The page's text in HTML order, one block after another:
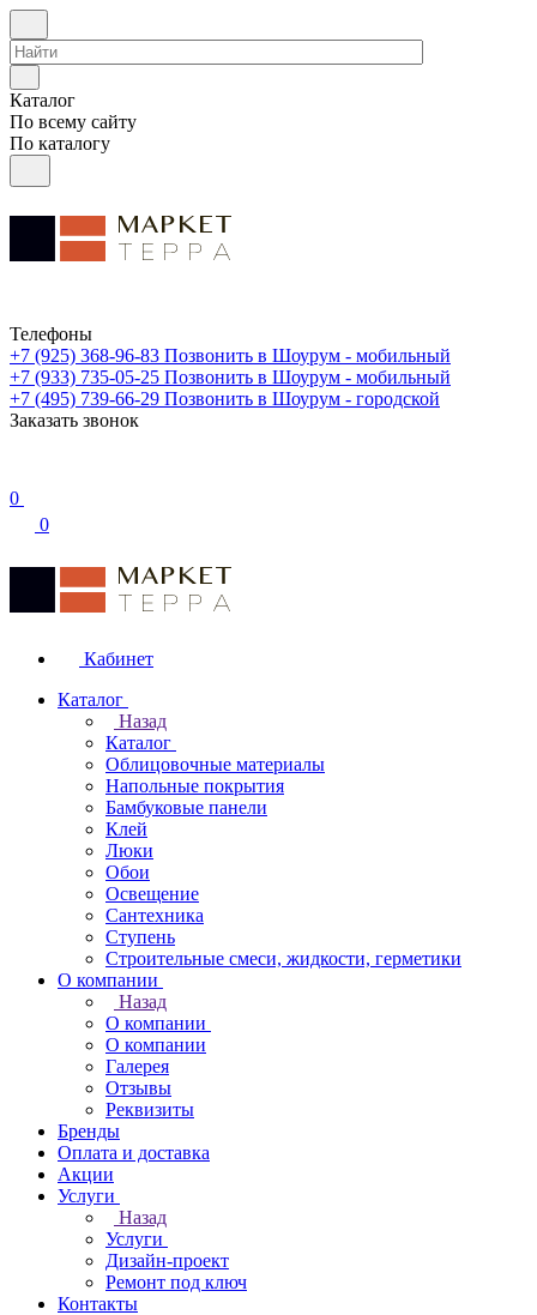
Каталог
По всему сайту
По каталогу
Телефоны
+7 (925) 368-96-83 Позвонить в Шоурум - мобильный
+7 (933) 735-05-25 Позвонить в Шоурум - мобильный
+7 (495) 739-66-29 Позвонить в Шоурум - городской
Заказать звонок
0
0
Кабинет
Каталог
Назад
Каталог
Облицовочные материалы
Напольные покрытия
Бамбуковые панели
Клей
Люки
Обои
Освещение
Сантехника
Ступень
Строительные смеси, жидкости, герметики
О компании
Назад
О компании
О компании
Галерея
Отзывы
Реквизиты
Бренды
Оплата и доставка
Акции
Услуги
Назад
Услуги
Дизайн-проект
Ремонт под ключ
Контакты